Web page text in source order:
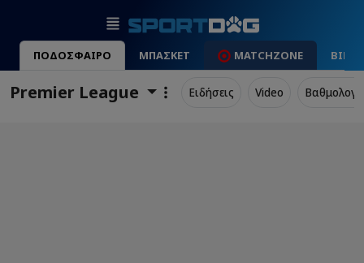
ΠΟΔΟΣΦΑΙΡΟ ΜΠΑΣΚΕΤ MATCHZONE
Premier League Ειδήσεις Video